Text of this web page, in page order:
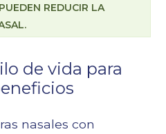
REDUCIR LA
de vida para
nasales con